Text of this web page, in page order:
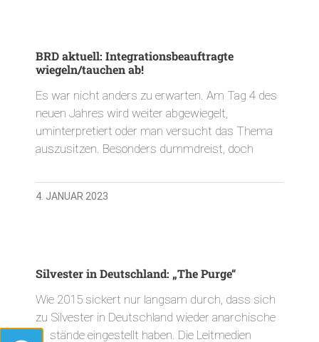
BRD aktuell: Integrationsbeauftragte
wiegeln/tauchen ab!
Es war nicht anders zu erwarten. Am Tag 4 des
neuen Jahres wird weiter abgewiegelt,
uminterpretiert oder man versucht das Thema
auszusitzen. Besonders dummdreist, doch
4. JANUAR 2023
Silvester in Deutschland: „The Purge“
Wie 2015 sickert nur langsam durch, dass sich
zu Silvester in Deutschland wieder anarchische
Zustände eingestellt haben. Die Leitmedien